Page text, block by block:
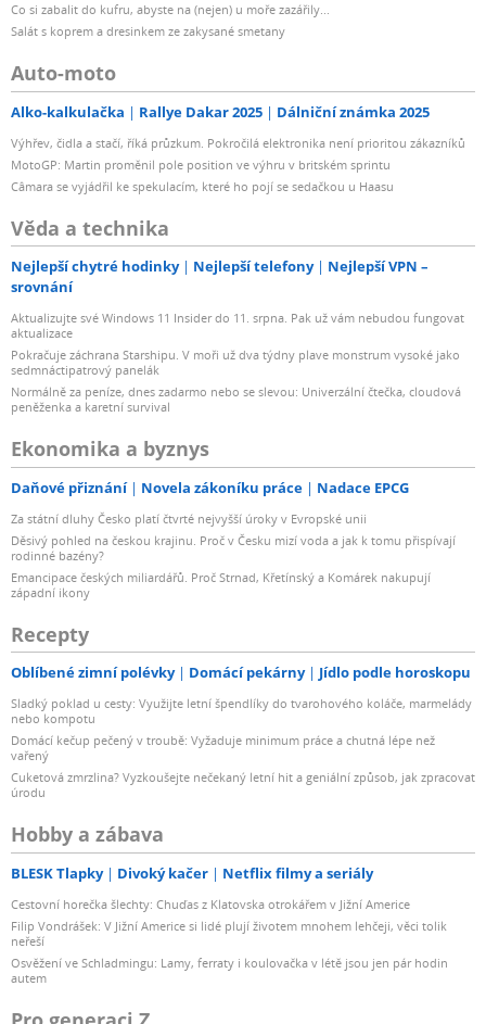
Co si zabalit do kufru, abyste na (nejen) u moře zazářily...
Salát s koprem a dresinkem ze zakysané smetany
Auto-moto
Alko-kalkulačka Rallye Dakar 2025 Dálniční známka 2025
Výhřev, čidla a stačí, říká průzkum. Pokročilá elektronika není prioritou zákazníků
MotoGP: Martin proměnil pole position ve výhru v britském sprintu
Câmara se vyjádřil ke spekulacím, které ho pojí se sedačkou u Haasu
Věda a technika
Nejlepší chytré hodinky Nejlepší telefony
Nejlepší VPN –
srovnání
Aktualizujte své Windows 11 Insider do 11. srpna. Pak už vám nebudou fungovat
aktualizace
Pokračuje záchrana Starshipu. V moři už dva týdny plave monstrum vysoké jako
sedmnáctipatrový panelák
Normálně za peníze, dnes zadarmo nebo se slevou: Univerzální čtečka, cloudová
peněženka a karetní survival
Ekonomika a byznys
Daňové přiznání Novela zákoníku práce Nadace EPCG
Za státní dluhy Česko platí čtvrté nejvyšší úroky v Evropské unii
Děsivý pohled na českou krajinu. Proč v Česku mizí voda a jak k tomu přispívají
rodinné bazény?
Emancipace českých miliardářů. Proč Strnad, Křetínský a Komárek nakupují
západní ikony
Recepty
Oblíbené zimní polévky Domácí pekárny Jídlo podle horoskopu
Sladký poklad u cesty: Využijte letní špendlíky do tvarohového koláče, marmelády
nebo kompotu
Domácí kečup pečený v troubě: Vyžaduje minimum práce a chutná lépe než
vařený
Cuketová zmrzlina? Vyzkoušejte nečekaný letní hit a geniální způsob, jak zpracovat
úrodu
Hobby a zábava
BLESK Tlapky Divoký kačer Netflix filmy a seriály
Cestovní horečka šlechty: Chuďas z Klatovska otrokářem v Jižní Americe
Filip Vondrášek: V Jižní Americe si lidé plují životem mnohem lehčeji, věci tolik
neřeší
Osvěžení ve Schladmingu: Lamy, ferraty i koulovačka v létě jsou jen pár hodin
autem